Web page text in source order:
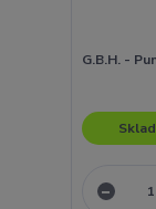
G.B.H. -